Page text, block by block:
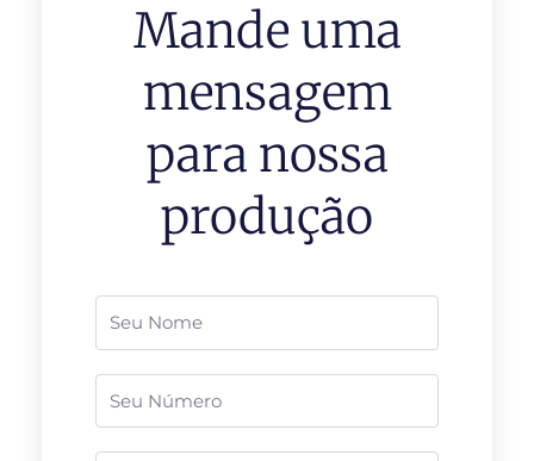
Mande uma
mensagem
para nossa
produção